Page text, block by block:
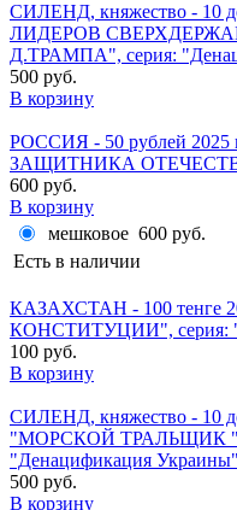
СИЛЕНД, княжество - 10
ЛИДЕРОВ
Д.ТРАМПА", серия:
500 руб.
В корзину
РОССИЯ - 50 рублей
ЗАЩИТНИКА
600 руб.
В корзину
мешковое 600 руб.
Есть в наличии
КАЗАХСТАН - 100 тенге
КОНСТИТУЦИИ", серия:
100 руб.
В корзину
СИЛЕНД, княжество - 10
"МОРСКОЙ ТРАЛЬЩИК
"Денацификация Украины"
500 руб.
В корзину